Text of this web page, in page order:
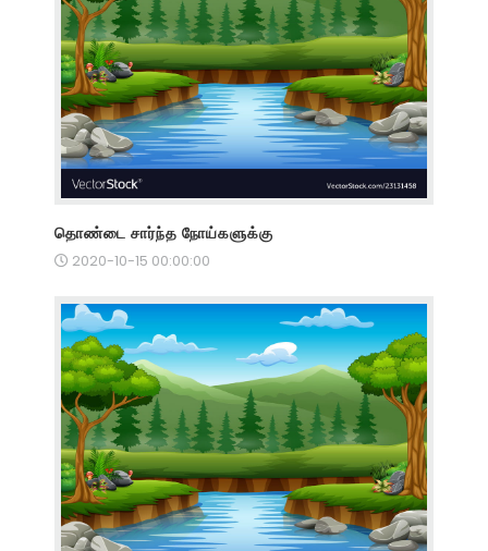
தொண்டை சார்ந்த நோய்களுக்கு
2020-10-15 00:00:00